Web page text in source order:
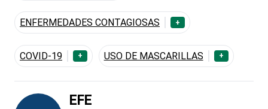
ENFERMEDADES CONTAGIOSAS +
COVID-19 + USO DE MASCARILLAS +
EFE